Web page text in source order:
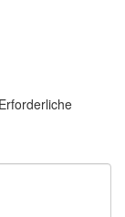
Erforderliche